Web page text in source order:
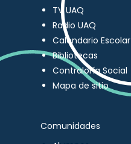
TV UAQ
Radio UAQ
Calendario Escolar
Bibliotecas
Contraloría Social
Mapa de sitio
Comunidades